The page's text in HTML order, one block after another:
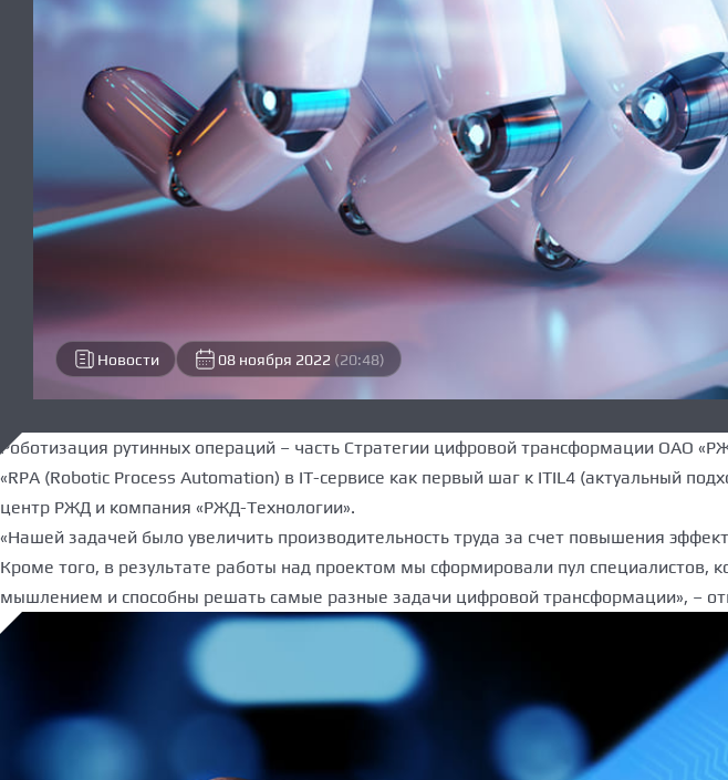
Новости 08 ноября 2022 (20:48)
Роботизация рутинных операций – часть Стратегии цифровой трансформации ОАО
«RPA (Robotic Process Automation) в IT-сервисе как первый шаг к ITIL4 (актуальный
центр РЖД и компания «РЖД-Технологии».
«Нашей задачей было увеличить производительность труда за счет повышения
Кроме того, в результате работы над проектом мы сформировали пул
мышлением и способны решать самые разные задачи цифровой трансформации», –